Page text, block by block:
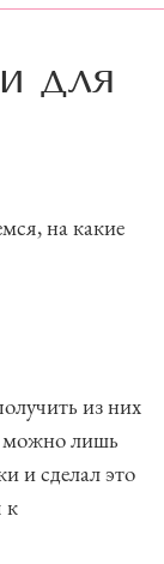
для
на какие
из них
можно лишь
и сделал это
к